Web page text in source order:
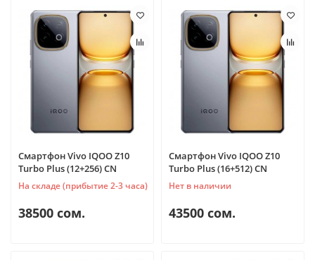
Смартфон Vivo IQOO Z10
Turbo Plus (12+256) CN
На складе (прибытие 2-3 часа)
38500 сом.
Смартфон Vivo IQOO Z10
Turbo Plus (16+512) CN
Нет в наличии
43500 сом.